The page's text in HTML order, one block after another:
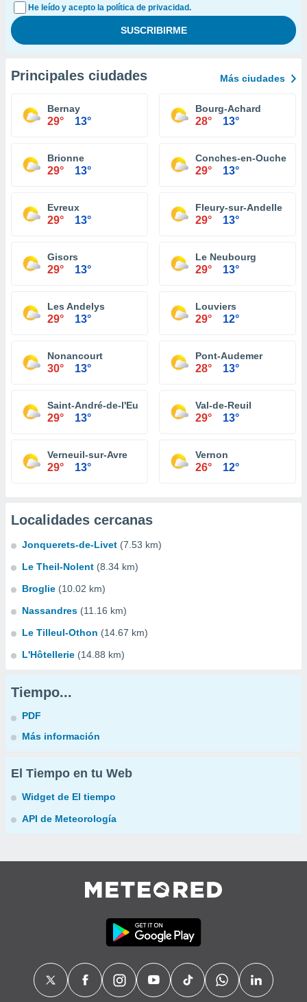
He leído y acepto la política de privacidad.
Principales ciudades Más ciudades
Bernay
29° 13°
Bourg-Achard
28° 13°
Brionne
29° 13°
Conches-en-Ouche
29° 13°
Evreux
29° 13°
Fleury-sur-Andelle
29° 13°
Gisors
29° 13°
Le Neubourg
29° 13°
Les Andelys
29° 13°
Louviers
29° 12°
Nonancourt
30° 13°
Pont-Audemer
28° 13°
Saint-André-de-l'Eure
29° 13°
Val-de-Reuil
29° 13°
Verneuil-sur-Avre
29° 13°
Vernon
26° 12°
Localidades cercanas
Jonquerets-de-Livet (7.53 km)
Le Theil-Nolent (8.34 km)
Broglie (10.02 km)
Nassandres (11.16 km)
Le Tilleul-Othon (14.67 km)
L'Hôtellerie (14.88 km)
Tiempo...
PDF
Más información
El Tiempo en tu Web
Widget de El tiempo
API de Meteorología